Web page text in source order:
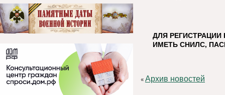
ДЛЯ
ИМЕТЬ СНИЛС,
«Архив новостей